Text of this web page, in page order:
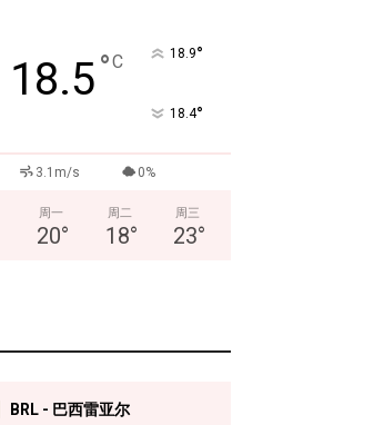
18.5°C 18.9°
18.4°
3.1m/s 0%
周一
20°
周二
18°
周三
23°
BRL - 巴西雷亚尔